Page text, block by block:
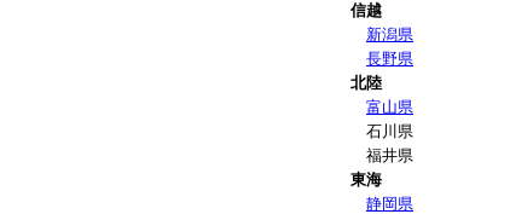
信越
新潟県
長野県
北陸
富山県
石川県
福井県
東海
静岡県